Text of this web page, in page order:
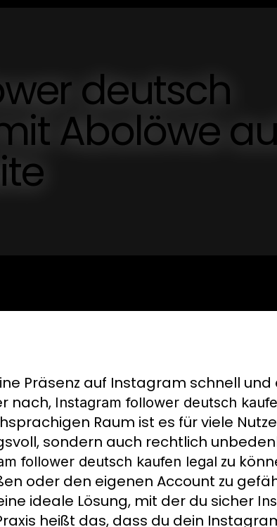
deutsch
Abolöwe
Präsenz auf Instagram schnell
nach, Instagram follower deutsch
Raum ist es für viele
sondern auch rechtlich
follower deutsch kaufen legal zu
oder den eigenen Account zu
ideale Lösung, mit der du sicher
heißt das, dass du dein